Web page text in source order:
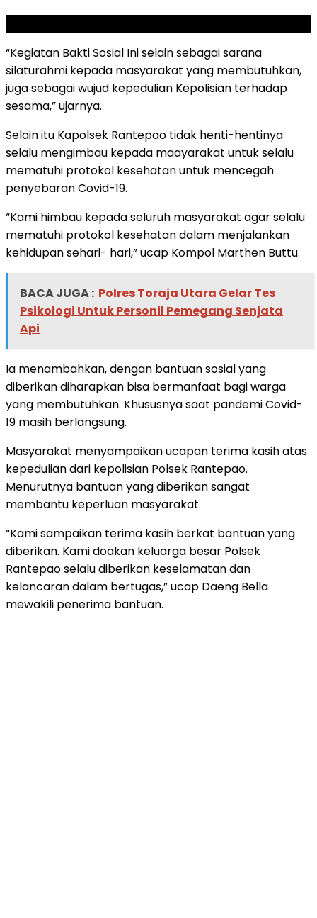
“Kegiatan Bakti Sosial Ini selain sebagai sarana
silaturahmi kepada masyarakat yang membutuhkan,
juga sebagai wujud kepedulian Kepolisian terhadap
sesama,” ujarnya.
Selain itu Kapolsek Rantepao tidak henti-hentinya
selalu mengimbau kepada maayarakat untuk selalu
mematuhi protokol kesehatan untuk mencegah
penyebaran Covid-19.
“Kami himbau kepada seluruh masyarakat agar selalu
mematuhi protokol kesehatan dalam menjalankan
kehidupan sehari- hari,” ucap Kompol Marthen Buttu.
BACA JUGA : Polres Toraja Utara Gelar Tes
Psikologi Untuk Personil Pemegang Senjata
Api
Ia menambahkan, dengan bantuan sosial yang
diberikan diharapkan bisa bermanfaat bagi warga
yang membutuhkan. Khususnya saat pandemi Covid-
19 masih berlangsung.
Masyarakat menyampaikan ucapan terima kasih atas
kepedulian dari kepolisian Polsek Rantepao.
Menurutnya bantuan yang diberikan sangat
membantu keperluan masyarakat.
“Kami sampaikan terima kasih berkat bantuan yang
diberikan. Kami doakan keluarga besar Polsek
Rantepao selalu diberikan keselamatan dan
kelancaran dalam bertugas,” ucap Daeng Bella
mewakili penerima bantuan.